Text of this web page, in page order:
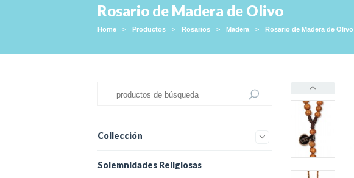
Rosario de Madera de Olivo
Home > Productos > Rosarios > Madera > Rosario de Madera de Olivo
Collección
Solemnidades Religiosas